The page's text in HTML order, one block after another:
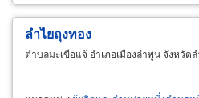
ลำไยถุงทอง
ตำบลมะเขือแจ้ อำเภอเมืองลำพูน จังหวัด